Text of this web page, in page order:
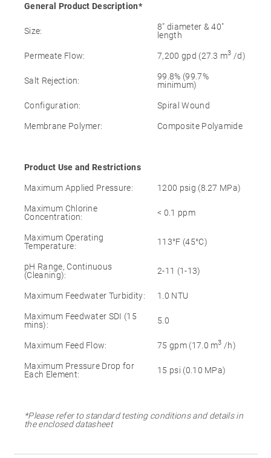
General Product Description*
Size:
8″ diameter & 40″
length
Permeate Flow: 7,200 gpd (27.3 m3 /d)
Salt Rejection:
99.8% (99.7%
minimum)
Configuration: Spiral Wound
Membrane Polymer: Composite Polyamide
Product Use and Restrictions
Maximum Applied Pressure: 1200 psig (8.27 MPa)
Maximum Chlorine
Concentration:
< 0.1 ppm
Maximum Operating
Temperature:
113°F (45°C)
pH Range, Continuous
(Cleaning):
2-11 (1-13)
Maximum Feedwater Turbidity: 1.0 NTU
Maximum Feedwater SDI (15
mins):
5.0
Maximum Feed Flow: 75 gpm (17.0 m3 /h)
Maximum Pressure Drop for
Each Element:
15 psi (0.10 MPa)
*Please refer to standard testing conditions and details in
the enclosed datasheet